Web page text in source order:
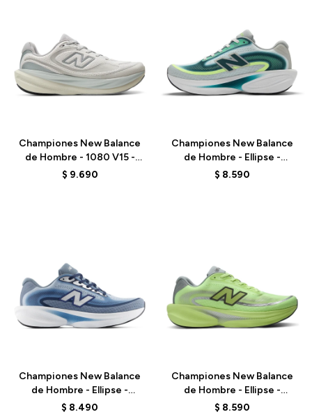
Championes New Balance
de Hombre - 1080 V15 -
M10801VU - GREY
$ 9.690
Championes New Balance
de Hombre - Ellipse -
MELPS4B2 - GREEN
$ 8.590
Championes New Balance
de Hombre - Ellipse -
MELPS6Z5 - BLUE
$ 8.490
Championes New Balance
de Hombre - Ellipse -
MELPS78S - GREEN
$ 8.590